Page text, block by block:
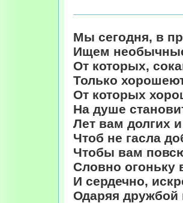
Мы сегодня, в
Ищем
От которых,
Только
От которых
На душе
Лет вам долгих
Чтоб не гасла
Чтобы вам
Словно огоньку
И сердечно,
Одаряя дружбой